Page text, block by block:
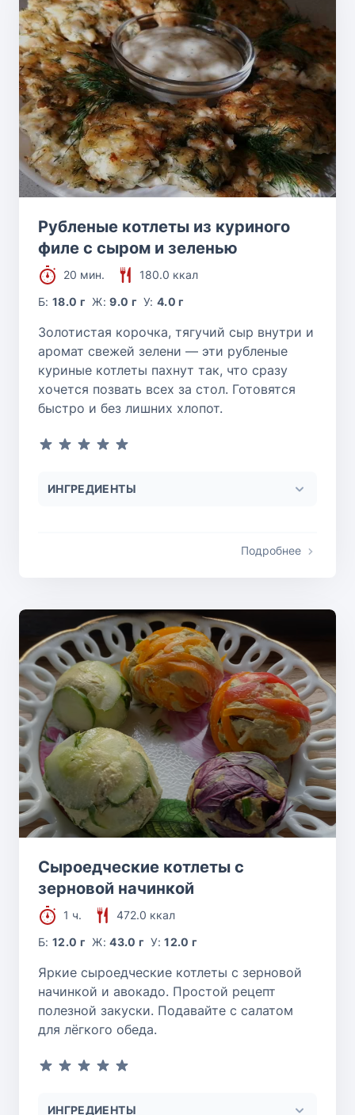
Рубленые котлеты из куриного
филе с сыром и зеленью
20 мин.
180.0 ккал
Б:18.0 г Ж:9.0 г У:4.0 г
Золотистая корочка, тягучий сыр внутри и
аромат свежей зелени — эти рубленые
куриные котлеты пахнут так, что сразу
хочется позвать всех за стол. Готовятся
быстро и без лишних хлопот.
ИНГРЕДИЕНТЫ
Подробнее
Сыроедческие котлеты с
зерновой начинкой
1 ч.
472.0 ккал
Б:12.0 г Ж:43.0 г У:12.0 г
Яркие сыроедческие котлеты с зерновой
начинкой и авокадо. Простой рецепт
полезной закуски. Подавайте с салатом
для лёгкого обеда.
ИНГРЕДИЕНТЫ